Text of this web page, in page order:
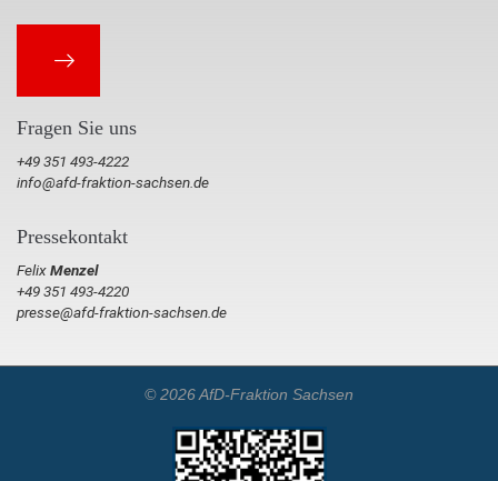
Fragen Sie uns
+49 351 493-4222
info@afd-fraktion-sachsen.de
Pressekontakt
FelixMenzel
+49 351 493-4220
presse@afd-fraktion-sachsen.de
© 2026 AfD-Fraktion Sachsen